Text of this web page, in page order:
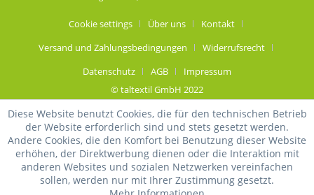
Cookie settings Über uns
Kontakt
Versand und Zahlungsbedingungen
Widerrufsrecht
Datenschutz
AGB
Impressum
© taltextil GmbH 2022
Diese Website benutzt Cookies, die für den technischen Betrieb
der Website erforderlich sind und stets gesetzt werden.
Andere Cookies, die den Komfort bei Benutzung dieser Website
erhöhen, der Direktwerbung dienen oder die Interaktion mit
anderen Websites und sozialen Netzwerken vereinfachen
sollen, werden nur mit Ihrer Zustimmung gesetzt.